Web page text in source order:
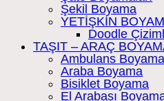
Şekil Boyama
YETİŞKİN
Doodle
TAŞIT – ARAÇ
Ambulans Boyama
Araba Boyama
Bisiklet Boyama
El Arabası